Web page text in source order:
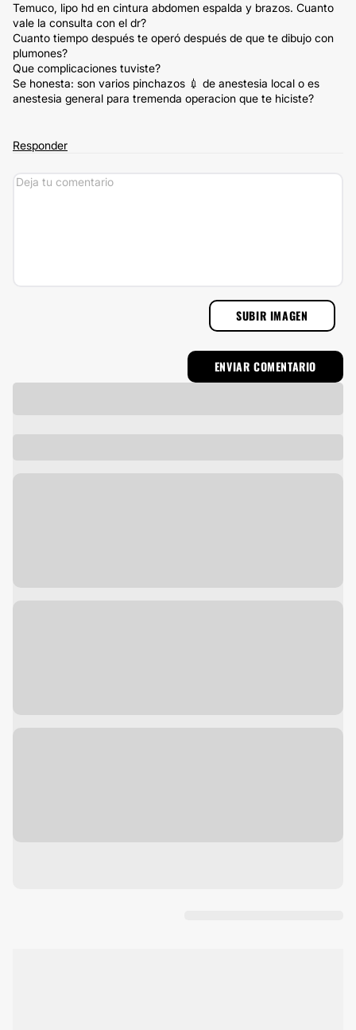
Temuco, lipo hd en cintura abdomen espalda y brazos. Cuanto
vale la consulta con el dr?
Cuanto tiempo después te operó después de que te dibujo con
plumones?
Que complicaciones tuviste?
Se honesta: son varios pinchazos 💉 de anestesia local o es
anestesia general para tremenda operacion que te hiciste?
Responder
SUBIR IMAGEN